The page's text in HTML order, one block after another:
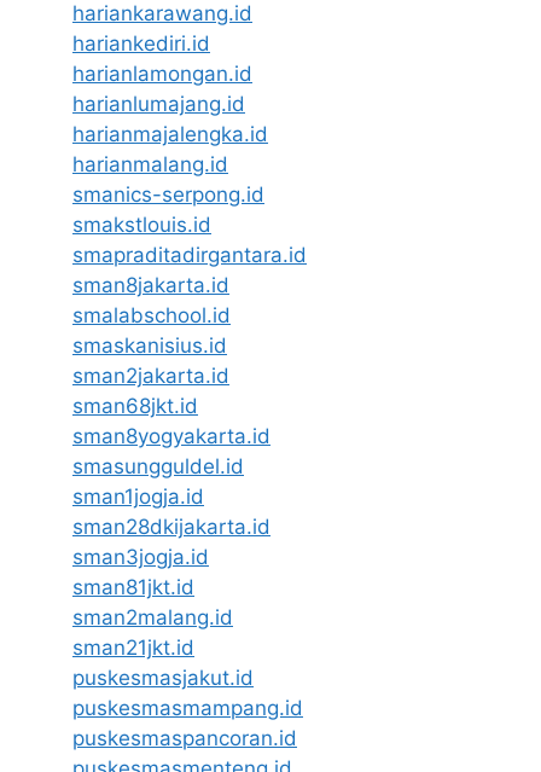
hariankarawang.id
hariankediri.id
harianlamongan.id
harianlumajang.id
harianmajalengka.id
harianmalang.id
smanics-serpong.id
smakstlouis.id
smapraditadirgantara.id
sman8jakarta.id
smalabschool.id
smaskanisius.id
sman2jakarta.id
sman68jkt.id
sman8yogyakarta.id
smasungguldel.id
sman1jogja.id
sman28dkijakarta.id
sman3jogja.id
sman81jkt.id
sman2malang.id
sman21jkt.id
puskesmasjakut.id
puskesmasmampang.id
puskesmaspancoran.id